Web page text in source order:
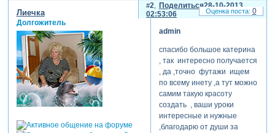
Поделиться
2
28-10-2013
02:53:06
Лиечка
Долгожитель
admin
спасибо большое катерина
, так интересно получается
, да ,точно футажи ищем
по всему инету ,а тут можно
самим такую красоту
создать , ваши уроки
интересные и нужные
,благодарю от души за
0